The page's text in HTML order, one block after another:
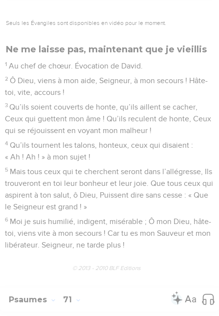
Seuls les Évangiles sont disponibles en vidéo pour le moment.
Ne me laisse pas, maintenant que je vieillis
1 Au chef de chœur. Évocation de David.
2 Ô Dieu, viens à mon aide, Seigneur, à mon secours ! Hâte-
toi, vite, accours !
3 Qu’ils soient couverts de honte, qu’ils aillent se cacher,
Ceux qui guettent mon âme ! Qu’ils reculent de honte, Ceux
qui se réjouissent en voyant mon malheur !
4 Qu’ils tournent les talons, honteux, ceux qui disaient :
« Ah ! Ah ! » à mon sujet !
5 Mais tous ceux qui te cherchent seront dans l’allégresse, Ils
trouveront en toi leur bonheur et leur joie. Que tous ceux qui
aspirent à ton salut, ô Dieu, Puissent dire sans cesse : « Que
le Seigneur est grand ! »
6 Moi je suis humilié, indigent, misérable ; Ô mon Dieu, hâte-
toi, viens vite à mon secours ! Car tu es mon Sauveur et mon
libérateur. Seigneur, ne tarde plus !
© 2013 - 2010 BLF Editions
Psaumes 71